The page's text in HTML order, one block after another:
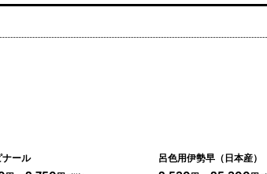
ナール 呂色用伊勢早（日本産）